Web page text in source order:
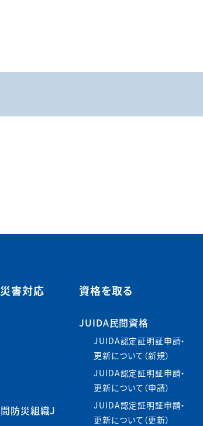
害対応
防災組織J
資格を取る
JUIDA民間資格
JUIDA認定証明証申請・
更新について（新規）
JUIDA認定証明証申請・
更新について（申請）
JUIDA認定証明証申請・
更新について（更新）